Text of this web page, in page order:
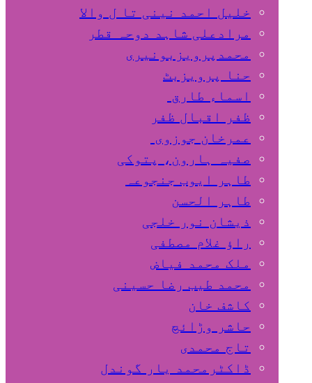
خلیل احمد نینی تا ل والا
مرادعلی شاہد دوحہ قطر
محمدپرویزبونیری
حنا پرویزبٹ
اسماء طارق
ظفر اقبال ظفر
عمرخان جوزوی
صفیہ ہارون، پتوکی
طاہر ایوب جنجوعہ
طاہر الحسن
ذیشان نور خلجی
راﺅ غلام مصطفی
ملک محمد فیاض
محمد طیب رضا حسینی
کاشف خان
حاشر وڑائچ
تاج محمدی
ڈاکٹرمحمد یار گوندل